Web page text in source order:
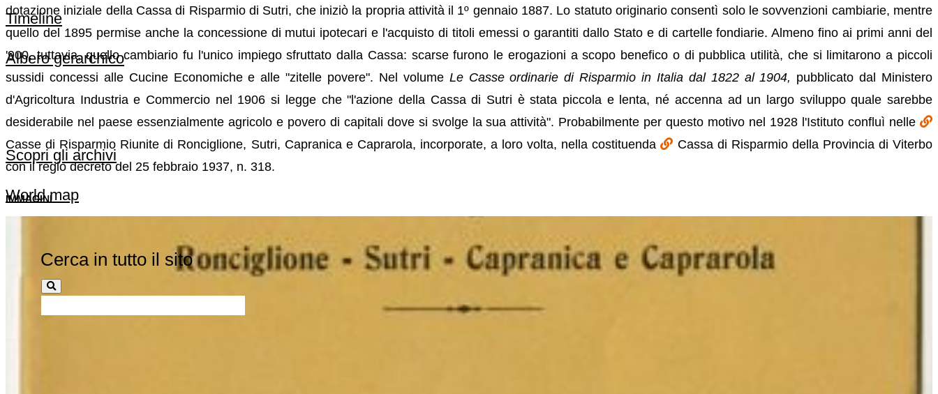
Timeline
Albero gerarchico
Scopri gli archivi
World map
Cerca in tutto il sito
dotazione iniziale della Cassa di Risparmio di Sutri, che iniziò la propria attività il 1º gennaio 1887. Lo statuto originario consentì solo le sovvenzioni cambiarie, mentre
quello del 1895 permise anche la concessione di mutui ipotecari e l'acquisto di titoli emessi o garantiti dallo Stato e di cartelle fondiarie. Almeno fino ai primi anni del
'900, tuttavia, quello cambiario fu l'unico impiego sfruttato dalla Cassa: scarse furono le erogazioni a scopo benefico o di pubblica utilità, che si limitarono a piccoli
sussidi concessi alle Cucine Economiche e alle "zitelle povere". Nel volume Le Casse ordinarie di Risparmio in Italia dal 1822 al 1904, pubblicato dal Ministero
d'Agricoltura Industria e Commercio nel 1906 si legge che "l'azione della Cassa di Sutri è stata piccola e lenta, né accenna ad un largo sviluppo quale sarebbe
desiderabile nel paese essenzialmente agricolo e povero di capitali dove si svolge la sua attività". Probabilmente per questo motivo nel 1928 l'Istituto confluì nelle
Casse di Risparmio Riunite di Ronciglione, Sutri, Capranica e Caprarola, incorporate, a loro volta, nella costituenda
Cassa di Risparmio della Provincia di Viterbo
con il regio decreto del 25 febbraio 1937, n. 318.
IMMAGINI